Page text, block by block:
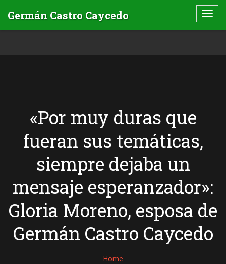
«Por muy duras que
fueran sus temáticas,
siempre dejaba un
mensaje esperanzador»:
Gloria Moreno, esposa de
Germán Castro Caycedo
Home